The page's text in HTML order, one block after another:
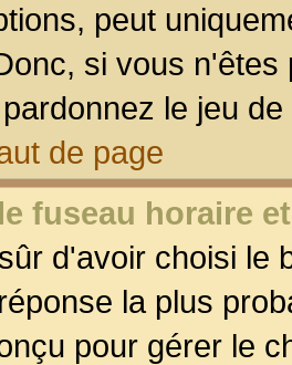
peut
si vous
le jeu
de page
fuseau horaire
d'avoir choisi le
la plus
pour gérer le